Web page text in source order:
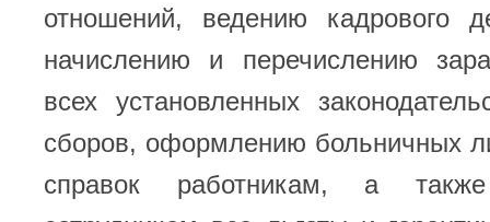
отношений, ведению кадрового
начислению и перечислению
всех установленных
сборов, оформлению больничных
справок работникам, а также